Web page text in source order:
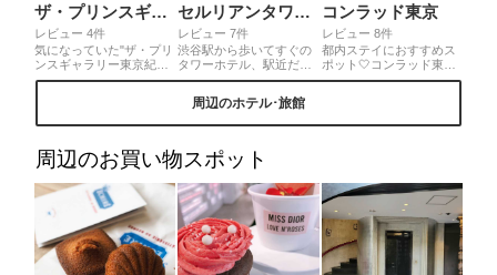
ザ・プリンスギャラリー 東京紀尾井町
レビュー 4件
気になっていた"ザ・プリ
ンスギャラリー東京紀尾
井"にステイしてきました
景色が絶景でした！！！
リアがお洒落で、ベッド
は広々🥺 大理石の洗面台
ったです🥰 アメニティも
凄く良い香りで癒されま
セルリアンタワー東急ホテル
レビュー 7件
渋谷駅から歩いてすぐの
タワーホテル、駅近だか
ら観光だけでなく、ビジ
ネスにもぴったり！高級
感ある広いお風呂は眺め
も抜群！都会の喧騒を忘
す。
コンラッド東京
レビュー 8件
都内ステイにおすすめス
ポット🤍コンラッド東京
に泊まってきました🌷🌿
ラックス出来ます😌✨ホ
周辺のホテル･旅館
周辺のお買い物スポット